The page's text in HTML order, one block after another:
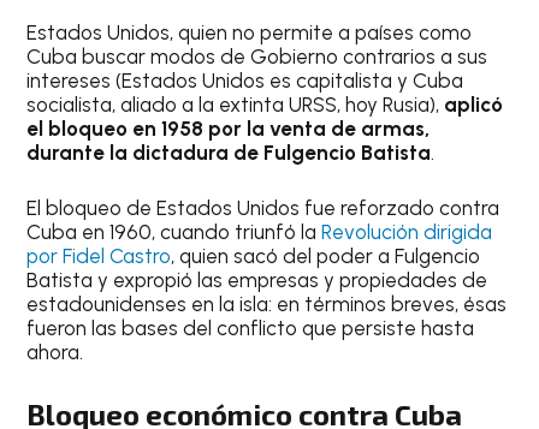
Estados Unidos, quien no permite a países como
Cuba buscar modos de Gobierno contrarios a sus
intereses (Estados Unidos es capitalista y Cuba
socialista, aliado a la extinta URSS, hoy Rusia), aplicó
el bloqueo en 1958 por la venta de armas,
durante la dictadura de Fulgencio Batista.
El bloqueo de Estados Unidos fue reforzado contra
Cuba en 1960, cuando triunfó laRevolución dirigida
por Fidel Castro, quien sacó del poder a Fulgencio
Batista y expropió las empresas y propiedades de
estadounidenses en la isla: en términos breves, ésas
fueron las bases del conflicto que persiste hasta
ahora.
Bloqueo económico contra Cuba